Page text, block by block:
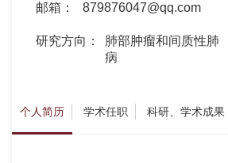
邮箱： 879876047@qq.com
研究方向：
肺部肿瘤和间质性肺
病
个人简历 学术任职 科研、学术成果